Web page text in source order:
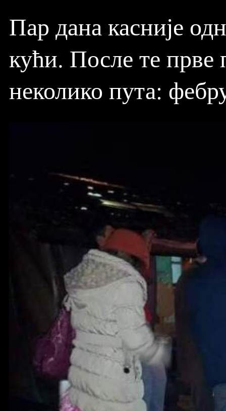
Пар дана касније
кући. После те прве
неколико пута: